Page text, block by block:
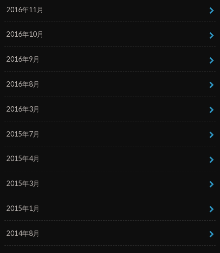
2016年11月
2016年10月
2016年9月
2016年8月
2016年3月
2015年7月
2015年4月
2015年3月
2015年1月
2014年8月